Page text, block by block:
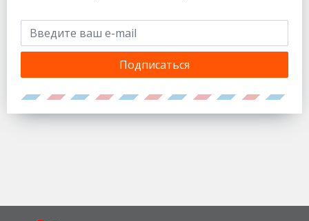
Подписаться